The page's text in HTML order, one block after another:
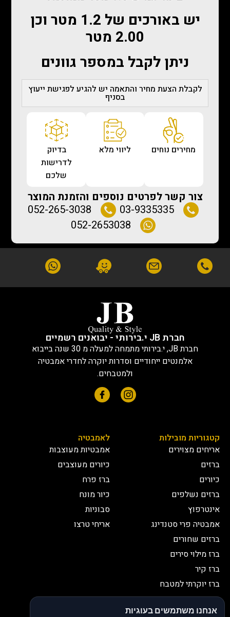
יש באורכים של 1.2 מטר וכן
2.00 מטר
ניתן לקבל במספר גוונים
לקבלת הצעת מחיר והתאמה יש להגיע לפגישת ייעוץ
בסניף
מחירים נוחים ליווי מלא
בדיוק
לדרישות
שלכם
צור קשר לפרטים נוספים והזמנת המוצר
03-9335335
052-265-3038
052-2653038
חברת JB י.בירותי - יבואנים רשמיים
חברת JB, י.בירותי מתמחה למעלה מ 30 שנה בייבוא
אלמנטים ייחודיים וסדרות יוקרה לחדרי אמבטיה
ולמטבחים.
קטגוריות מובילות
אריחים מצוירים
ברזים
כיורים
ברזים נשלפים
אינטרפוץ
אמבטיה פרי סטנדינג
ברזים שחורים
ברז מילוי סירים
ברז קיר
ברז יוקרתי למטבח
לאמבטיה
אמבטיות מעוצבות
כיורים מעוצבים
ברז פרח
כיור מונח
סבוניות
אריחי טרצו
יצירת קשר
אנחנו משתמשים בעוגיות